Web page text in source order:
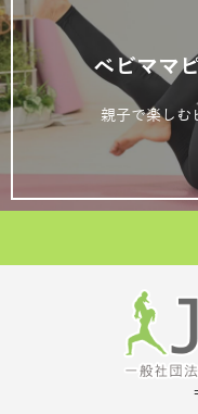
ベビママ
親子で楽しむ